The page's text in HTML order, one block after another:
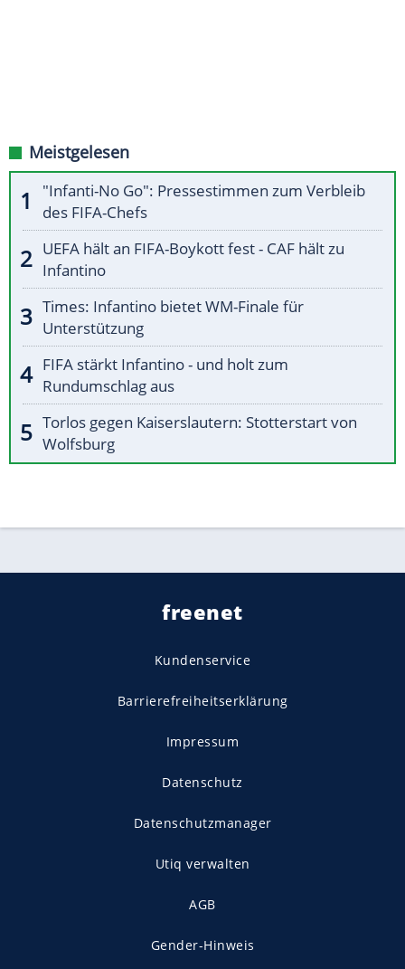
Meistgelesen
"Infanti-No Go": Pressestimmen zum Verbleib
des FIFA-Chefs
UEFA hält an FIFA-Boykott fest - CAF hält zu
Infantino
Times: Infantino bietet WM-Finale für
Unterstützung
FIFA stärkt Infantino - und holt zum
Rundumschlag aus
Torlos gegen Kaiserslautern: Stotterstart von
Wolfsburg
freenet
Kundenservice
Barrierefreiheitserklärung
Impressum
Datenschutz
Datenschutzmanager
Utiq verwalten
AGB
Gender-Hinweis